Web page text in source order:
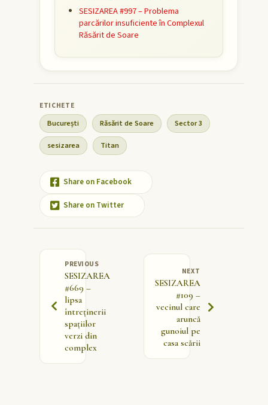
SESIZAREA #997 – Problema
parcărilor insuficiente în Complexul
Răsărit de Soare
București Răsărit de Soare Sector 3
sesizarea Titan
Share on Facebook
Share on Twitter
PREVIOUS
SESIZAREA
#669 –
lipsa
întreținerii
spațiilor
verzi din
complex
NEXT
SESIZAREA
#109 –
vecinul care
aruncă
gunoiul pe
casa scării